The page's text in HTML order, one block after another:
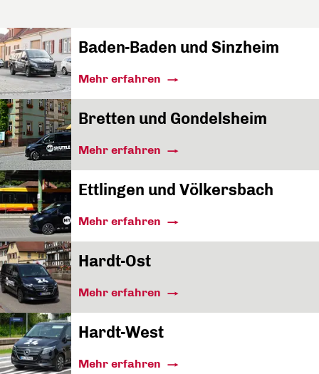
Baden-Baden und Sinzheim
Mehr erfahren
Bretten und Gondelsheim
Mehr erfahren
Ettlingen und Völkersbach
Mehr erfahren
Hardt-Ost
Mehr erfahren
Hardt-West
Mehr erfahren